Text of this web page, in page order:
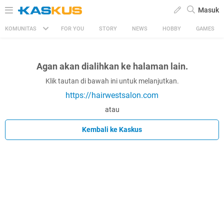
Masuk
KOMUNITAS FOR YOU STORY NEWS HOBBY GAMES
Agan akan dialihkan ke halaman lain.
Klik tautan di bawah ini untuk melanjutkan.
https://hairwestsalon.com
atau
Kembali ke Kaskus